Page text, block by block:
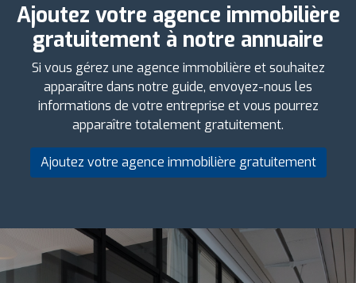
Ajoutez votre agence immobilière
gratuitement à notre annuaire
Si vous gérez une agence immobilière et souhaitez
apparaître dans notre guide, envoyez-nous les
informations de votre entreprise et vous pourrez
apparaître totalement gratuitement.
Ajoutez votre agence immobilière gratuitement